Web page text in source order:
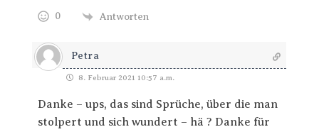
0 Antworten
Petra
8. Februar 2021 10:57 a.m.
Danke – ups, das sind Sprüche, über die man
stolpert und sich wundert – hä ? Danke für